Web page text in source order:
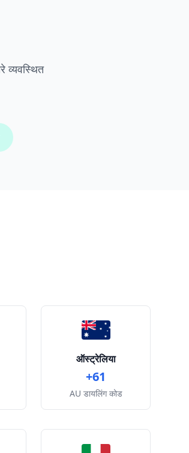
व्यवस्थित
ऑस्ट्रेलिया
+61
AU डायलिंग कोड